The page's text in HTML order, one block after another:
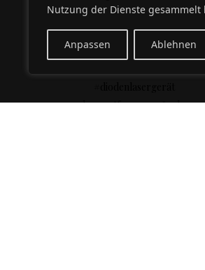
Nutzung der Dienste gesammelt
Anpassen Ablehnen